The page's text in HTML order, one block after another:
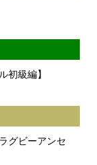
初級編】
グビーアンセ